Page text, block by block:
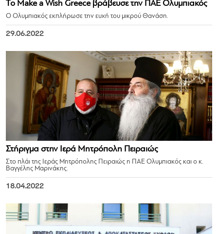
Το Make a Wish Greece βράβευσε την ΠΑΕ Ολυμπιακός
Ο Ολυμπιακός εκπλήρωσε την ευχή του μικρού Θανάση.
29.06.2022
Στήριγμα στην Ιερά Μητρόπολη Πειραιώς
Στο πλάι της Ιεράς Μητρόπολης Πειραιώς η ΠΑΕ Ολυμπιακός και ο κ.
Βαγγέλης Μαρινάκης.
18.04.2022